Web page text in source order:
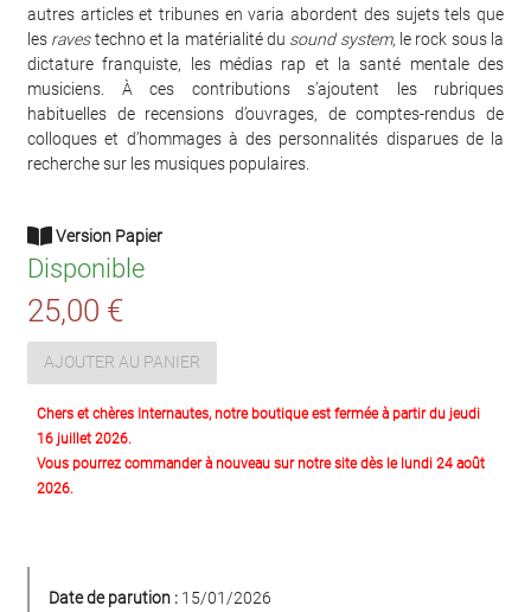
autres articles et tribunes en varia abordent des sujets tels que
les ravestechno et la matérialité du sound system, le rock sous la
dictature franquiste, les médias rap et la santé mentale des
musiciens. À ces contributions s’ajoutent les rubriques
habituelles de recensions d’ouvrages, de comptes-rendus de
colloques et d’hommages à des personnalités disparues de la
recherche sur les musiques populaires.
Version Papier
Disponible
25,00 €
AJOUTER AU PANIER
Chers et chères Internautes, notre boutique est fermée à partir du jeudi
16 juillet 2026.
Vous pourrez commander à nouveau sur notre site dès le lundi 24 août
2026.
Date de parution : 15/01/2026